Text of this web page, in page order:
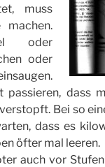
muss
machen.
oder
oder
dass
Bei so
dass es
öfter mal leeren.
auch vor